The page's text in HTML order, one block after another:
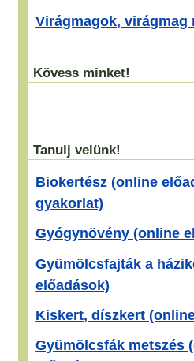
Virágmagok, virágmag
Kövess minket!
Tanulj velünk!
Biokertész (online
gyakorlat)
Gyógynövény (online
Gyümölcsfajták a
előadások)
Kiskert, díszkert
Gyümölcsfák metszés